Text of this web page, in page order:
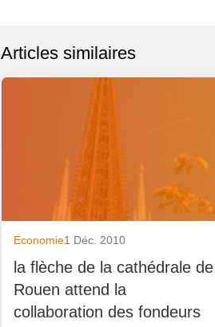
Articles similaires
Economie1 Déc. 2010
la flèche de la cathédrale de
Rouen attend la
collaboration des fondeurs